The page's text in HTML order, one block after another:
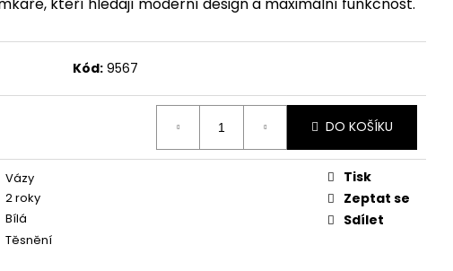
Kód: 9567
DO KOŠÍKU
Vázy
2 roky
Bílá
Těsnění
Tisk
Zeptat se
Sdílet